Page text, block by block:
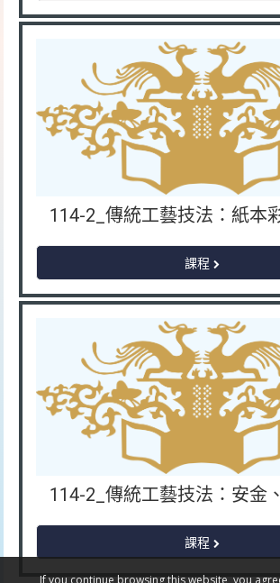
課程
課程
If you continue browsing this website, you